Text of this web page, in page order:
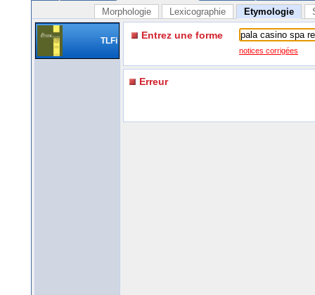
Morphologie Lexicographie Etymologie
TLFi Entrez une forme
notices corrigées
Erreur